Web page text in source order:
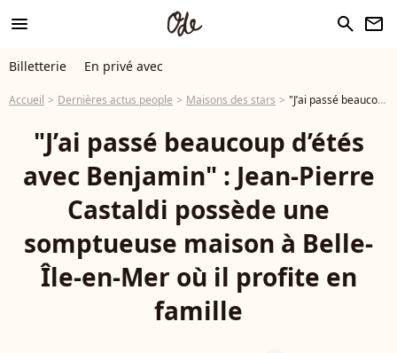
menu search newsletter
Billetterie En privé avec
Accueil Dernières actus people Maisons des stars "J’ai passé beaucoup d’étés avec Benjamin" : Jean-Pierre Castaldi possède une somptueuse maison à Belle-Île-en-Mer où il profite en famille
"J’ai passé beaucoup d’étés
avec Benjamin" : Jean-Pierre
Castaldi possède une
somptueuse maison à Belle-
Île-en-Mer où il profite en
famille